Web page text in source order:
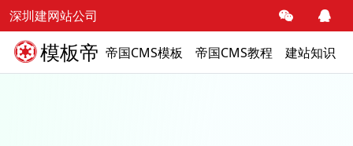
深圳建网站公司
模板帝 帝国CMS模板 帝国CMS教程 建站知识